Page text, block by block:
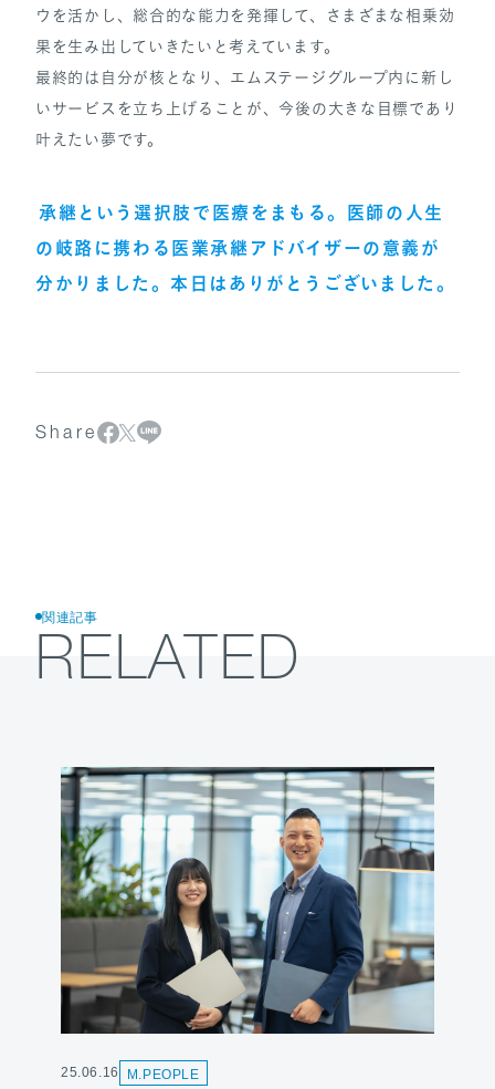
ウを活かし、総合的な能力を発揮して、さまざまな相乗効
果を生み出していきたいと考えています。
最終的は自分が核となり、エムステージグループ内に新し
いサービスを立ち上げることが、今後の大きな目標であり
叶えたい夢です。
承継という選択肢で医療をまもる。医師の人生
の岐路に携わる医業承継アドバイザーの意義が
分かりました。本日はありがとうございました。
Share
関連記事
RELATED
25.06.16 M.PEOPLE